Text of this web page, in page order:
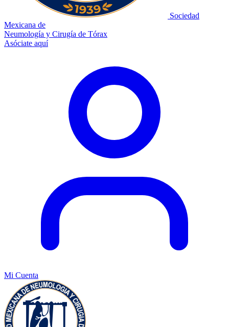
Sociedad
Mexicana de
Neumología y Cirugía de Tórax
Asóciate aquí
Mi Cuenta